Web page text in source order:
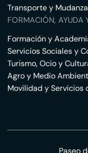
Transporte y
FORMACIÓN, AYUDA
Formación y
Servicios Sociales y
Turismo, Ocio y
Agro y Medio
Movilidad y Servicios
Paseo